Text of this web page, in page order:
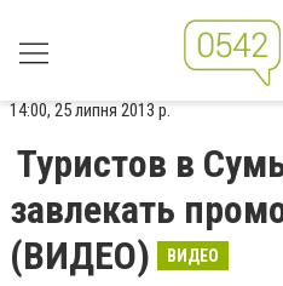
14:00, 25 липня 2013 р.
Туристов в
завлекать
(ВИДЕО)
ВИДЕО